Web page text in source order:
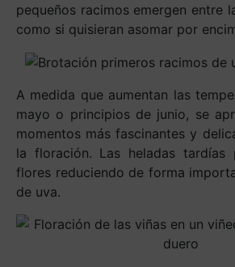
pequeños racimos emergen entre
como si quisieran asomar por
A medida que aumentan las
mayo o principios de junio, se
momentos más fascinantes y
la floración. Las heladas tardías
flores reduciendo de forma
de uva.